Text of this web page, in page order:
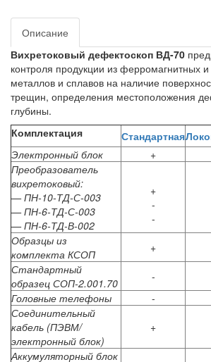
Описание
Вихретоковый дефектоскоп ВД-70
контроля продукции из ферромагнитных
металлов и сплавов на наличие
трещин, определения местоположения
глубины.
Комплектация
Стандартная
Электронный блок
+
Преобразователь
вихретоковый:
— ПН-10-ТД-С-003
— ПН-6-ТД-С-003
— ПН-6-ТД-В-002
+
-
-
Образцы из
комплекта КСОП
+
Стандартный
образец СОП-2.001.70
-
Головные телефоны
-
Соединительный
кабель (ПЭВМ/
электронный блок)
+
Аккумуляторный блок